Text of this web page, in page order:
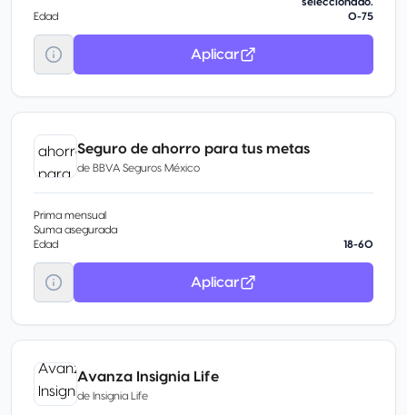
Edad
0-75
Aplicar
Seguro de ahorro para tus metas
de BBVA Seguros México
Prima mensual
Suma asegurada
Edad
18-60
Aplicar
Avanza Insignia Life
de Insignia Life